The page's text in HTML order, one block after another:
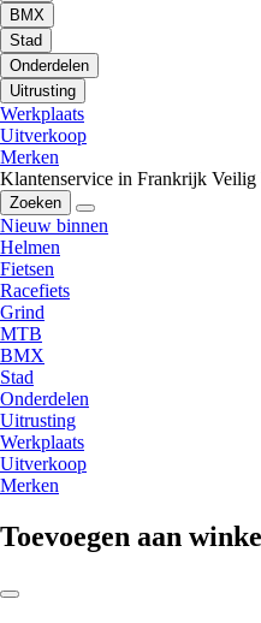
BMX
Stad
Onderdelen
Uitrusting
Werkplaats
Uitverkoop
Merken
Klantenservice in Frankrijk Veilig
Zoeken
Nieuw binnen
Helmen
Fietsen
Racefiets
Grind
MTB
BMX
Stad
Onderdelen
Uitrusting
Werkplaats
Uitverkoop
Merken
Toevoegen aan